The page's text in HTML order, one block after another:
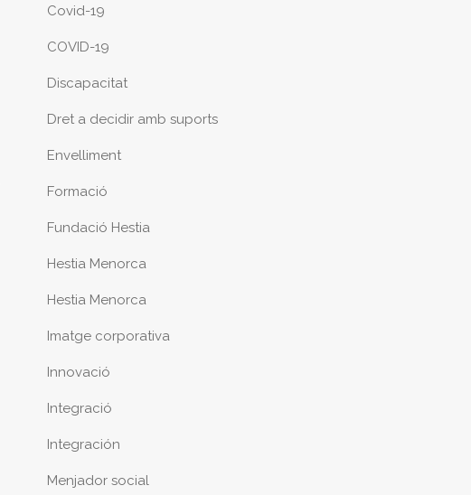
Covid-19
COVID-19
Discapacitat
Dret a decidir amb suports
Envelliment
Formació
Fundació Hestia
Hestia Menorca
Hestia Menorca
Imatge corporativa
Innovació
Integració
Integración
Menjador social